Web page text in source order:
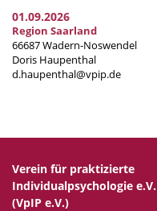
01.09.2026
Region Saarland
66687 Wadern-Noswendel
Doris Haupenthal
d.haupenthal@vpip.de
Verein für praktizierte
Individualpsychologie e.V.
(VpIP e.V.)